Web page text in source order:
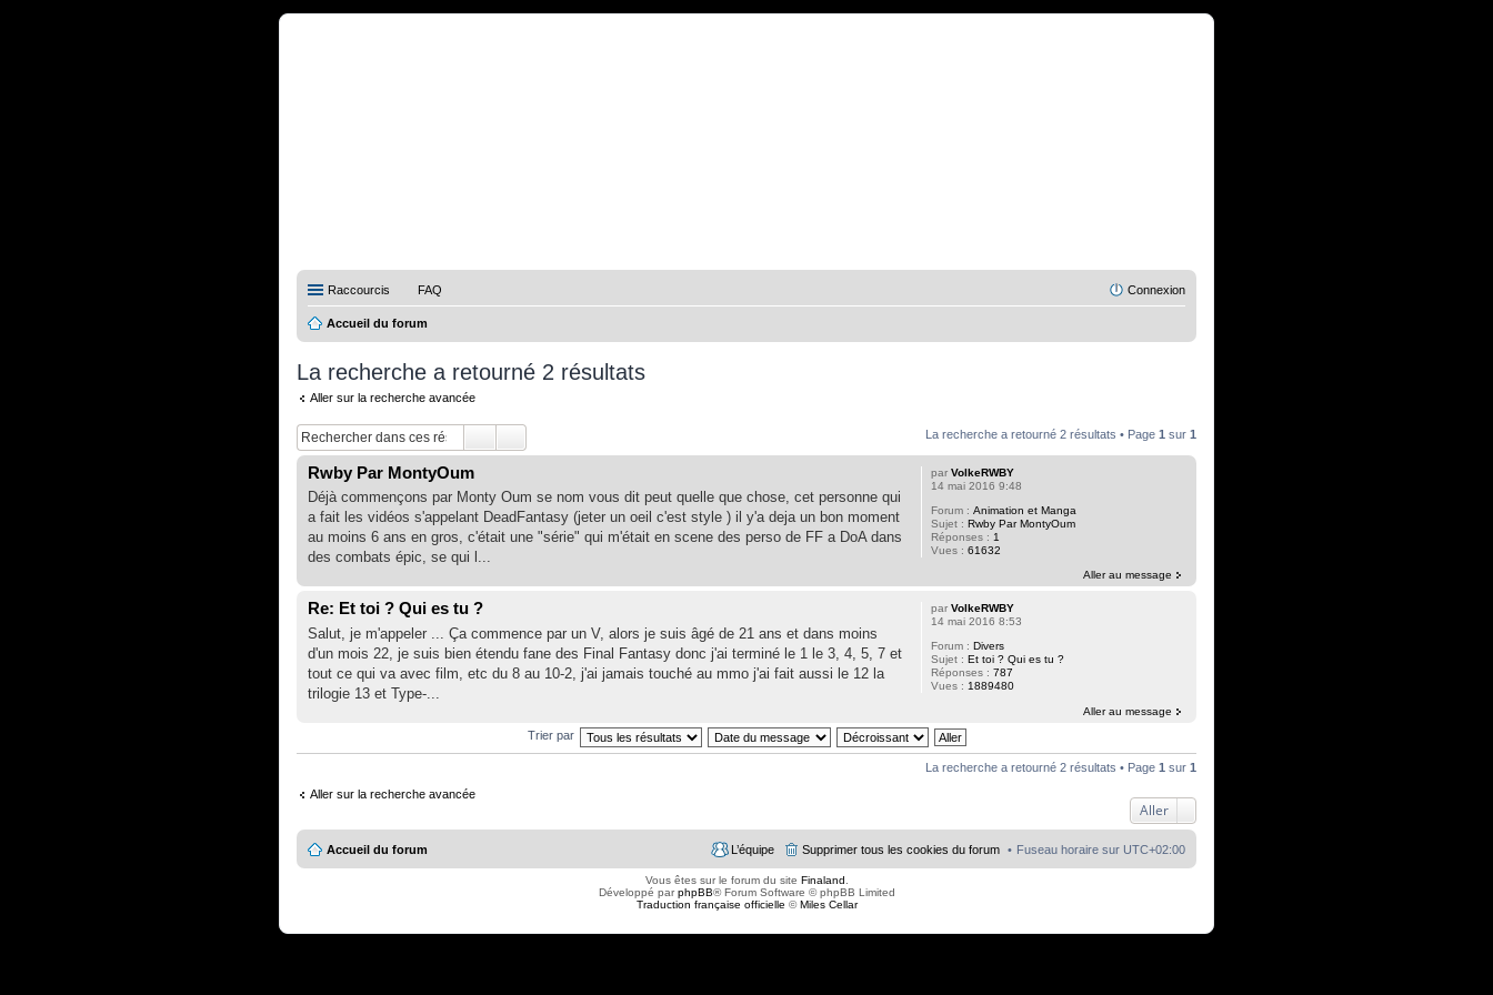
Raccourcis FAQ Connexion
Accueil du forum
La recherche a retourné 2 résultats
Aller sur la recherche avancée
La recherche a retourné 2 résultats • Page 1 sur 1
par VolkeRWBY
14 mai 2016 9:48
Forum : Animation et Manga
Sujet : Rwby Par MontyOum
Réponses : 1
Vues : 61632
Rwby Par MontyOum
Déjà commençons par Monty Oum se nom vous dit peut quelle que chose, cet personne qui
a fait les vidéos s'appelant DeadFantasy (jeter un oeil c'est style ) il y'a deja un bon moment
au moins 6 ans en gros, c'était une "série" qui m'était en scene des perso de FF a DoA dans
des combats épic, se qui l...
Aller au message
par VolkeRWBY
14 mai 2016 8:53
Forum : Divers
Sujet : Et toi ? Qui es tu ?
Réponses : 787
Vues : 1889480
Re: Et toi ? Qui es tu ?
Salut, je m'appeler ... Ça commence par un V, alors je suis âgé de 21 ans et dans moins
d'un mois 22, je suis bien étendu fane des Final Fantasy donc j'ai terminé le 1 le 3, 4, 5, 7 et
tout ce qui va avec film, etc du 8 au 10-2, j'ai jamais touché au mmo j'ai fait aussi le 12 la
trilogie 13 et Type-...
Aller au message
Trier par
La recherche a retourné 2 résultats • Page 1 sur 1
Aller sur la recherche avancée
Aller
Accueil du forum Fuseau horaire sur UTC+02:00
Supprimer tous les cookies du forum
L’équipe
Vous êtes sur le forum du site Finaland
Développé parphpBB® Forum Software © phpBB Limited
Traduction française officielle ©Miles Cellar